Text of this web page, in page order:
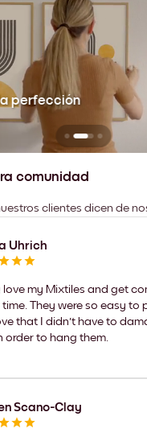
perfección
comunidad
clientes dicen de
Uhrich
love my Mixtiles and get
They were so easy to
that I didn't have to
order to hang them.
Scano-Clay